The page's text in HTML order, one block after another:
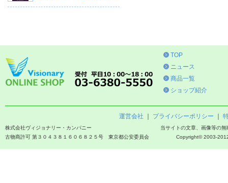
TOP
ニュース
商品一覧
ショップ紹介
運営会社 プライバシーポリシー
当サイトの文章、画像等の
Copyright© 2003-
株式会社ヴィジョナリー・カンパニー
古物商許可 第３０４３８１６０６８２５号 東京都公安委員会